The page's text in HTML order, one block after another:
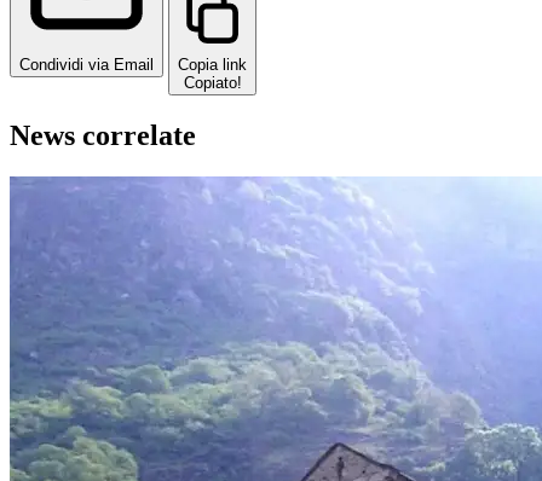
Condividi via Email
Copia link
Copiato!
News correlate